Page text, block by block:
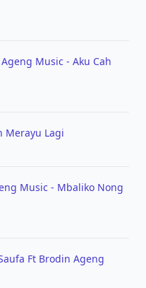
Music - Aku Cah
Merayu Lagi
Music - Mbaliko Nong
Ft Brodin Ageng